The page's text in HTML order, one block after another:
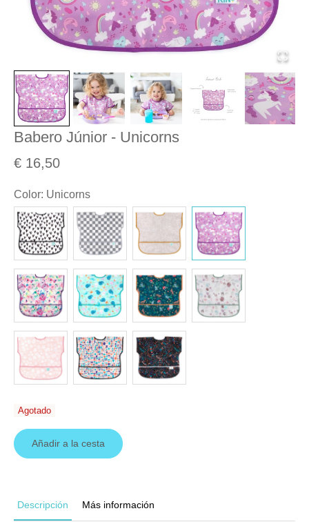
Babero Júnior - Unicorns
€ 16,50
Color: Unicorns
Agotado
Añadir a la cesta
Descripción Más información